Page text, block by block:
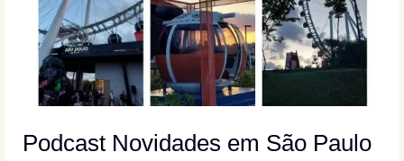
Podcast Novidades em São Paulo